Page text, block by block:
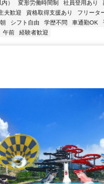
） 変形労働時間制 社員登用あり
夫歓迎 資格取得支援あり
フリータ
シフト自由 学歴不問 車通勤OK
午前 経験者歓迎